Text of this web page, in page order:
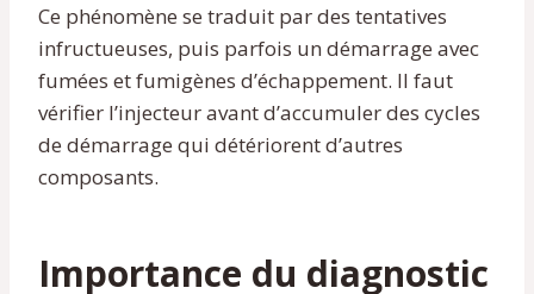
Ce phénomène se traduit par des tentatives
infructueuses, puis parfois un démarrage avec
fumées et fumigènes d’échappement. Il faut
vérifier l’injecteur avant d’accumuler des cycles
de démarrage qui détériorent d’autres
composants.
Importance du diagnostic